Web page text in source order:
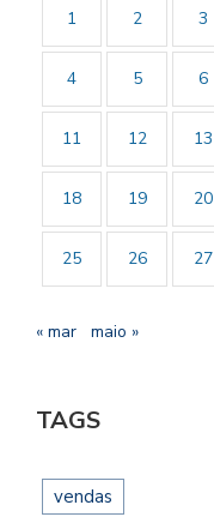
1
2 3
4 5 6
11 12 13
18 19 20
25 26 27
« mar maio »
TAGS
vendas